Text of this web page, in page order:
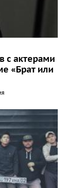
с актерами
«Брат или